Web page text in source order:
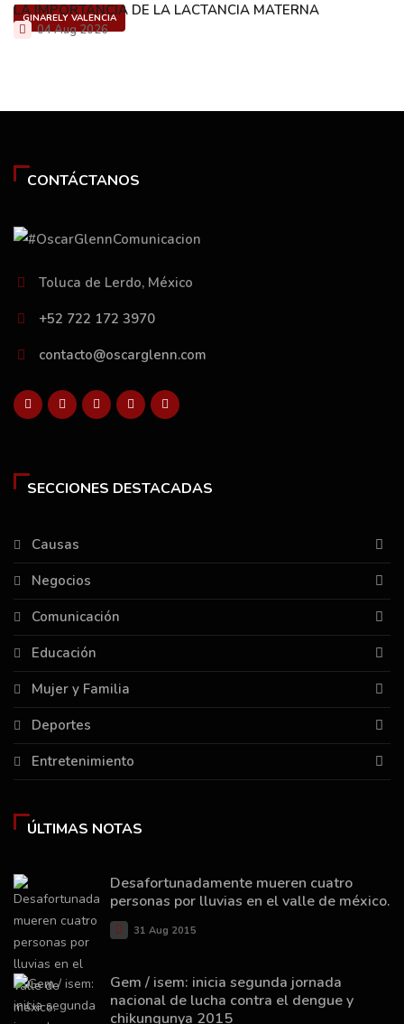
GINARELY VALENCIA
LA IMPORTANCIA DE LA LACTANCIA MATERNA
04 Aug 2026
CONTÁCTANOS
Toluca de Lerdo, México
+52 722 172 3970
contacto@oscarglenn.com
SECCIONES DESTACADAS
Causas
Negocios
Comunicación
Educación
Mujer y Familia
Deportes
Entretenimiento
ÚLTIMAS NOTAS
Desafortunadamente mueren cuatro
personas por lluvias en el valle de méxico.
31 Aug 2015
Gem / isem: inicia segunda jornada
nacional de lucha contra el dengue y
chikungunya 2015